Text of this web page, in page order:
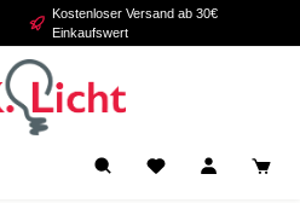
Kostenloser Versand ab 30€
Einkaufswert